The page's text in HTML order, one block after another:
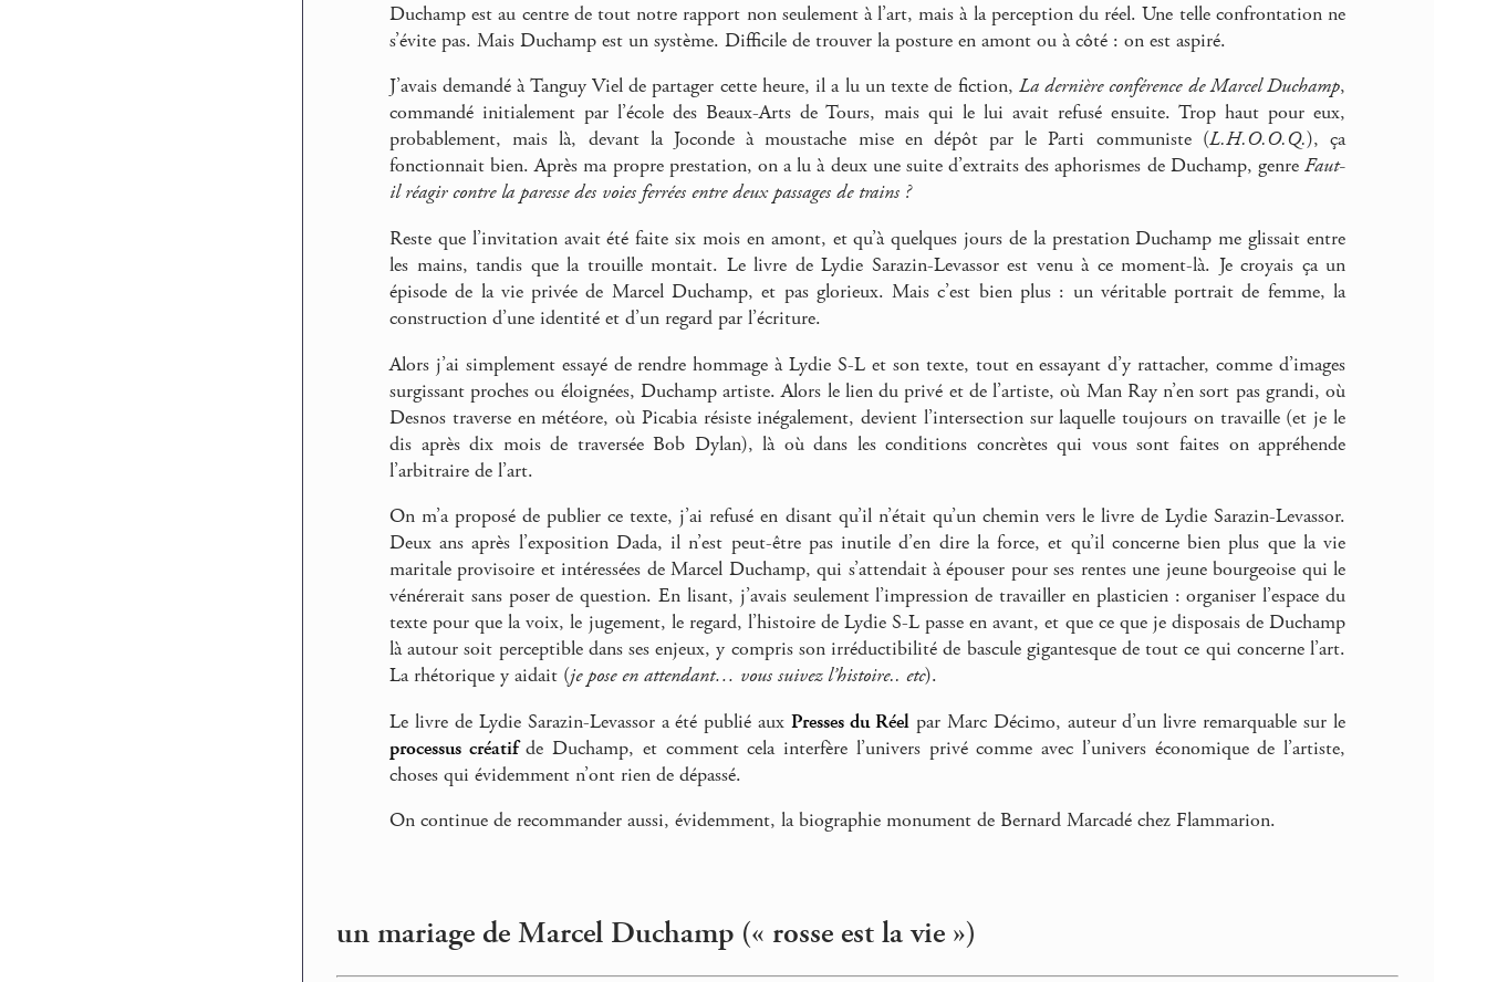
Duchamp est au centre de tout notre rapport non seulement à l’art, mais à la perception du réel. Une telle confrontation ne
s’évite pas. Mais Duchamp est un système. Difficile de trouver la posture en amont ou à côté : on est aspiré.
J’avais demandé à Tanguy Viel de partager cette heure, il a lu un texte de fiction, La dernière conférence de Marcel Duchamp,
commandé initialement par l’école des Beaux-Arts de Tours, mais qui le lui avait refusé ensuite. Trop haut pour eux,
probablement, mais là, devant la Joconde à moustache mise en dépôt par le Parti communiste (L.H.O.O.Q.), ça
fonctionnait bien. Après ma propre prestation, on a lu à deux une suite d’extraits des aphorismes de Duchamp, genreFaut-
il réagir contre la paresse des voies ferrées entre deux passages de trains ?
Reste que l’invitation avait été faite six mois en amont, et qu’à quelques jours de la prestation Duchamp me glissait entre
les mains, tandis que la trouille montait. Le livre de Lydie Sarazin-Levassor est venu à ce moment-là. Je croyais ça un
épisode de la vie privée de Marcel Duchamp, et pas glorieux. Mais c’est bien plus : un véritable portrait de femme, la
construction d’une identité et d’un regard par l’écriture.
Alors j’ai simplement essayé de rendre hommage à Lydie S-L et son texte, tout en essayant d’y rattacher, comme d’images
surgissant proches ou éloignées, Duchamp artiste. Alors le lien du privé et de l’artiste, où Man Ray n’en sort pas grandi, où
Desnos traverse en météore, où Picabia résiste inégalement, devient l’intersection sur laquelle toujours on travaille (et je le
dis après dix mois de traversée Bob Dylan), là où dans les conditions concrètes qui vous sont faites on appréhende
l’arbitraire de l’art.
On m’a proposé de publier ce texte, j’ai refusé en disant qu’il n’était qu’un chemin vers le livre de Lydie Sarazin-Levassor.
Deux ans après l’exposition Dada, il n’est peut-être pas inutile d’en dire la force, et qu’il concerne bien plus que la vie
maritale provisoire et intéressées de Marcel Duchamp, qui s’attendait à épouser pour ses rentes une jeune bourgeoise qui le
vénérerait sans poser de question. En lisant, j’avais seulement l’impression de travailler en plasticien : organiser l’espace du
texte pour que la voix, le jugement, le regard, l’histoire de Lydie S-L passe en avant, et que ce que je disposais de Duchamp
là autour soit perceptible dans ses enjeux, y compris son irréductibilité de bascule gigantesque de tout ce qui concerne l’art.
La rhétorique y aidait (je pose en attendant… vous suivez l’histoire.. etc).
Le livre de Lydie Sarazin-Levassor a été publié auxPresses du Réelpar Marc Décimo, auteur d’un livre remarquable sur le
processus créatifde Duchamp, et comment cela interfère l’univers privé comme avec l’univers économique de l’artiste,
choses qui évidemment n’ont rien de dépassé.
On continue de recommander aussi, évidemment, la biographie monument de Bernard Marcadé chez Flammarion.
un mariage de Marcel Duchamp (« rosse est la vie »)